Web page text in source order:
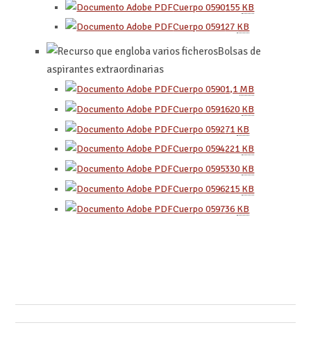
Cuerpo 0590155 KB
Cuerpo 059127 KB
Bolsas de
aspirantes extraordinarias
Cuerpo 05901,1 MB
Cuerpo 0591620 KB
Cuerpo 059271 KB
Cuerpo 0594221 KB
Cuerpo 0595330 KB
Cuerpo 0596215 KB
Cuerpo 059736 KB